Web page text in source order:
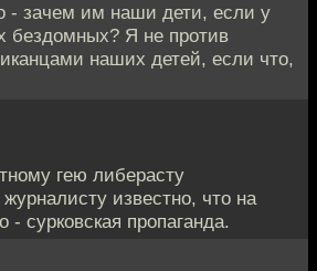
- зачем им наши дети, если у
бездомных? Я не против
наших детей, если что,
гею либерасту
известно, что на
сурковская пропаганда.